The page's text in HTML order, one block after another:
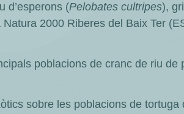
d’esperons (Pelobates cultripes),
Natura 2000 Riberes del Baix Ter
poblacions de cranc de riu de
sobre les poblacions de tortuga